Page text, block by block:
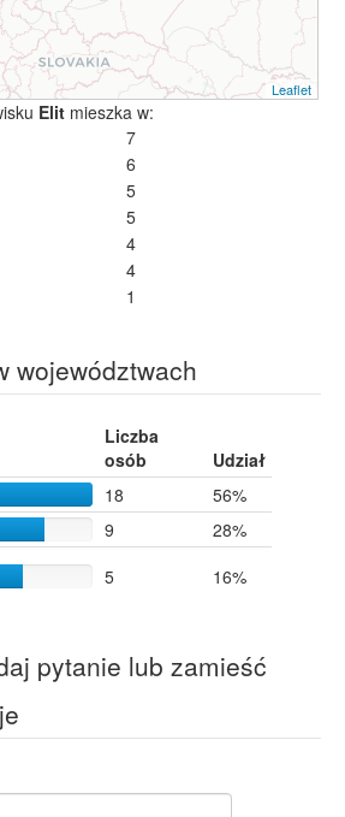
Leaflet
Elit mieszka w:
7
6
5
5
4
4
1
województwach
Liczba
osób
Udział
18
56%
9
28%
5 16%
pytanie lub zamieść